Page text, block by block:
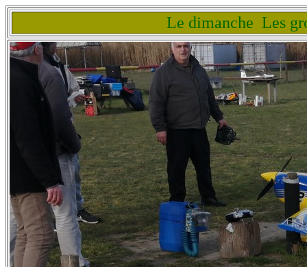
Le dimanche Les